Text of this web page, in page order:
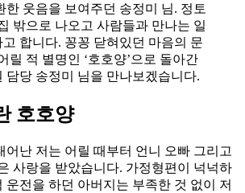
한 웃음을 보여주던 송정미 님. 정토
밖으로 나오고 사람들과 만나는 일
합니다. 꽁꽁 닫혀있던 마음의 문
릴 적 별명인 ‘호호양’으로 돌아간
담당 송정미 님을 만나보겠습니다.
호호양
어난 저는 어릴 때부터 언니 오빠 그리고
사랑을 받았습니다. 가정형편이 넉넉하
운전을 하던 아버지는 부족한 것 없이 저